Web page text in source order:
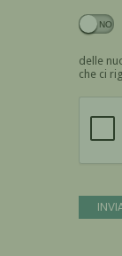
delle
che ci